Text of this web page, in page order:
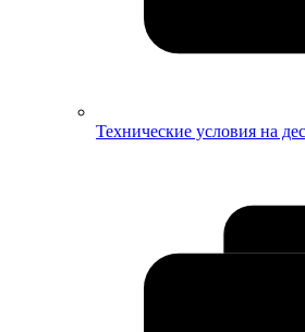
Технические условия на